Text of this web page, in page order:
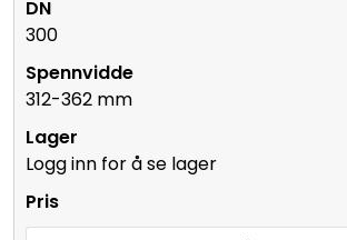
300
312-362 mm
Logg inn for å se lager